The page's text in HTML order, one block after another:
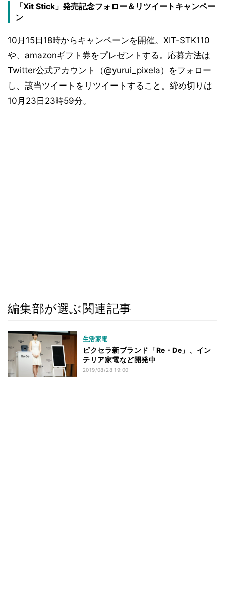
「Xit Stick」発売記念フォロー＆リツイートキャンペー
ン
10月15日18時からキャンペーンを開催。XIT-STK110
や、amazonギフト券をプレゼントする。応募方法は
Twitter公式アカウント（@yurui_pixela）をフォロー
し、該当ツイートをリツイートすること。締め切りは
10月23日23時59分。
編集部が選ぶ関連記事
生活家電
ピクセラ新ブランド「Re・De」、イン
テリア家電など開発中
2019/08/28 19:00